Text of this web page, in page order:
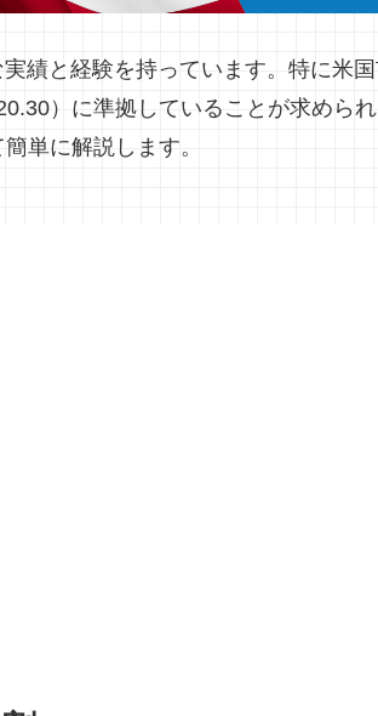
績と経験を持っています。特に米
）に準拠していることが求められ
単に解説します。